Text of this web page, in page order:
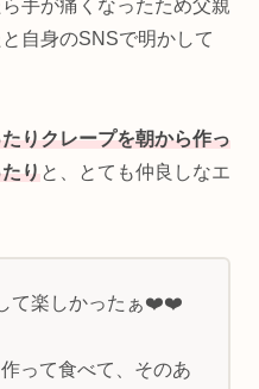
手が痛くなったため父親
自身のSNSで明かして
りクレープを朝から作っ
りと、とても仲良しなエ
て楽しかったぁ❤️❤️
って食べて、そのあ